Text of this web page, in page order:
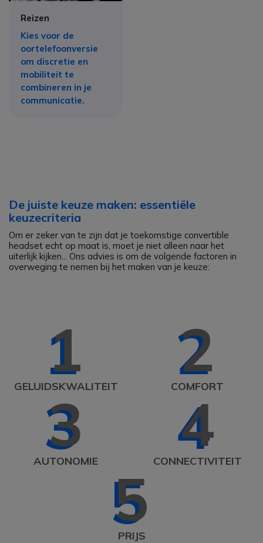
Reizen
Kies voor de
oortelefoonversie
om discretie en
mobiliteit te
combineren in je
communicatie.
De juiste keuze maken: essentiële
keuzecriteria
Om er zeker van te zijn dat je toekomstige convertible
headset echt op maat is, moet je niet alleen naar het
uiterlijk kijken... Ons advies is om de volgende factoren in
overweging te nemen bij het maken van je keuze:
1
GELUIDSKWALITEIT
2
COMFORT
3
AUTONOMIE
4
CONNECTIVITEIT
5
PRIJS